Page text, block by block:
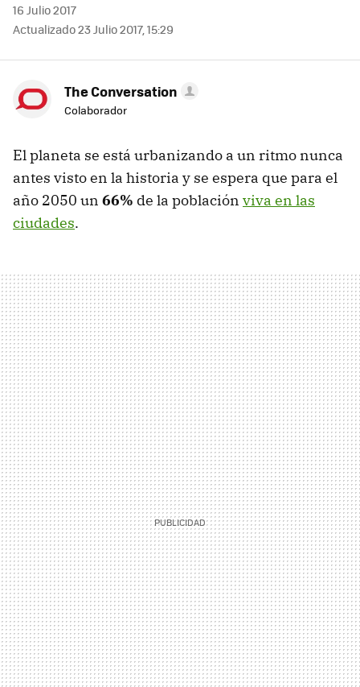
16 Julio 2017
Actualizado 23 Julio 2017, 15:29
The Conversation
Colaborador
El planeta se está urbanizando a un ritmo nunca
antes visto en la historia y se espera que para el
año 2050 un 66% de la población viva en las
ciudades.